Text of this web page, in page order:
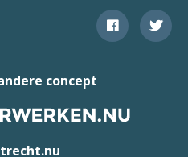
concept